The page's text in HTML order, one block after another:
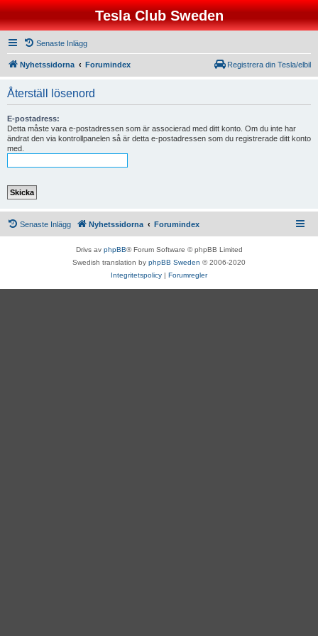
Tesla Club Sweden
Senaste Inlägg
Nyhetssidorna Forumindex Registrera din Tesla/elbil
Återställ lösenord
E-postadress:
Detta måste vara e-postadressen som är associerad med ditt konto. Om du inte har
ändrat den via kontrollpanelen så är detta e-postadressen som du registrerade ditt konto
med.
Senaste Inlägg Nyhetssidorna Forumindex
Drivs av phpBB® Forum Software © phpBB Limited
Swedish translation by phpBB Sweden © 2006-2020
Integritetspolicy | Forumregler